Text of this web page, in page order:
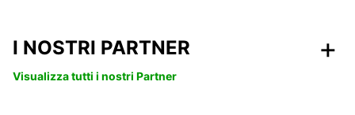
I NOSTRI PARTNER
Visualizza tutti i nostri Partner